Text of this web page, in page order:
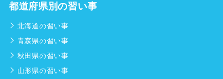
都道府県別の習い事
北海道の習い事
青森県の習い事
秋田県の習い事
山形県の習い事